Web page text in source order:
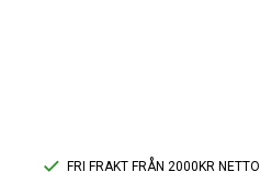
FRI FRAKT FRÅN 2000KR NETTO